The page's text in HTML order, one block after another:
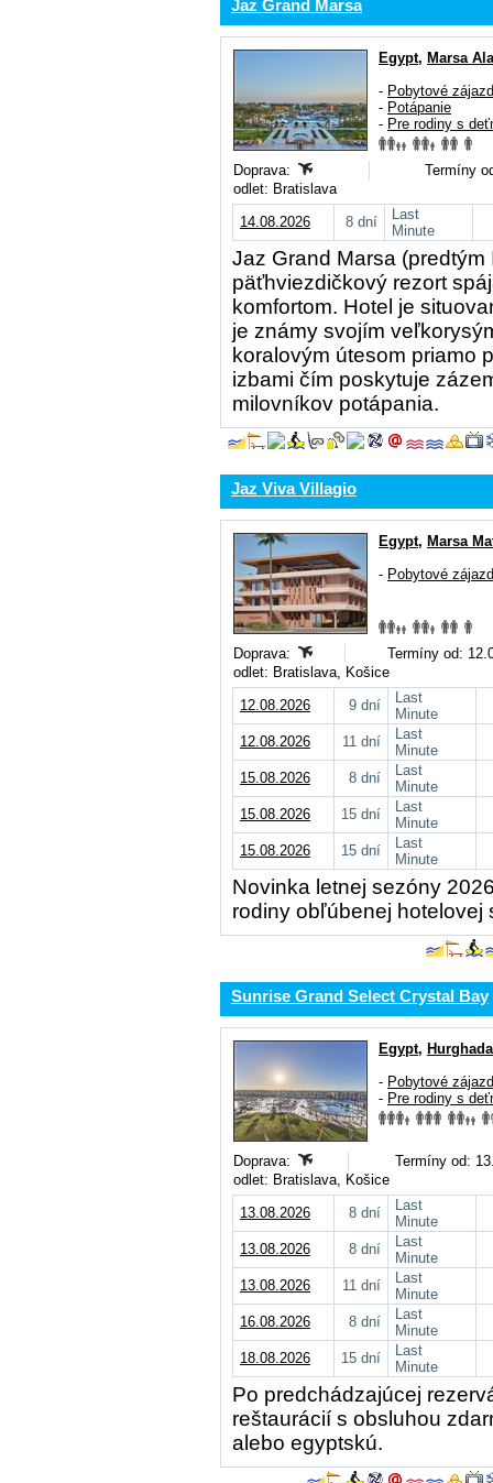
Jaz Grand Marsa
Egypt, Marsa
- Pobytové
- Potápanie
- Pre rodiny s
Doprava:
Termíny
odlet: Bratislava
14.08.2026
8 dní
Last
Minute
Jaz Grand Marsa
päťhviezdičkový rezort
komfortom. Hotel je
je známy svojím
koralovým útesom priamo
izbami čím poskytuje
milovníkov potápania.
Jaz Viva Villagio
Egypt, Marsa
- Pobytové
Doprava:
Termíny od:
odlet: Bratislava, Košice
12.08.2026
9 dní
Last
Minute
12.08.2026
11 dní
Last
Minute
15.08.2026
8 dní
Last
Minute
15.08.2026
15 dní
Last
Minute
15.08.2026
15 dní
Last
Minute
Novinka letnej sezóny
rodiny obľúbenej hotelovej
Sunrise Grand Select Crystal Bay
Egypt, Hurghada
- Pobytové
- Pre rodiny s
Doprava:
Termíny od:
odlet: Bratislava, Košice
13.08.2026
8 dní
Last
Minute
13.08.2026
8 dní
Last
Minute
13.08.2026
11 dní
Last
Minute
16.08.2026
8 dní
Last
Minute
18.08.2026
15 dní
Last
Minute
Po predchádzajúcej
reštaurácií s obsluhou
alebo egyptskú.